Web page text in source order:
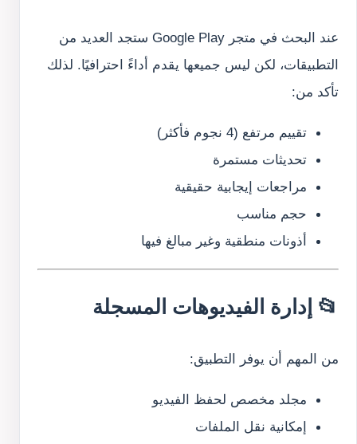
عند البحث في متجر Google Play ستجد العديد من
التطبيقات، لكن ليس جميعها يقدم أداءً احترافيًا. لذلك
تأكد من:
تقييم مرتفع (4 نجوم فأكثر)
تحديثات مستمرة
مراجعات إيجابية حقيقية
حجم مناسب
أذونات منطقية وغير مبالغ فيها
📂 إدارة الفيديوهات المسجلة
من المهم أن يوفر التطبيق:
مجلد مخصص لحفظ الفيديو
إمكانية نقل الملفات